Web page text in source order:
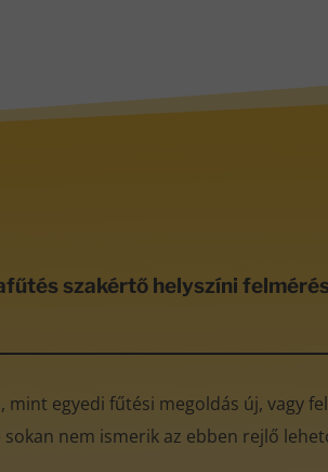
szakértő helyszíni
egyedi fűtési megoldás új, vagy
nem ismerik az ebben rejlő